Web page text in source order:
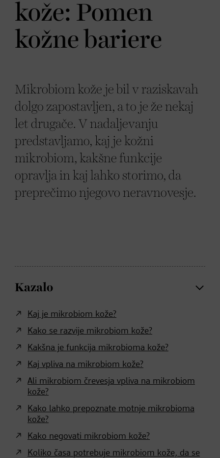
kože: Pomen
kožne bariere
Mikrobiom kože je bil v raziskavah
dolgo zapostavljen, a to je že nekaj
let drugače. V nadaljevanju
predstavljamo, kaj je kožni
mikrobiom, kakšne funkcije
opravlja in kaj lahko storimo, da
preprečimo njegovo neravnovesje.
Kazalo
Kaj je mikrobiom kože?
Kako se razvije mikrobiom kože?
Kakšna je funkcija mikrobioma kože?
Kaj vpliva na mikrobiom kože?
Ali mikrobiom črevesja vpliva na mikrobiom
kože?
Kako lahko prepoznate motnje mikrobioma
kože?
Kako negovati mikrobiom kože?
Koliko časa potrebuje mikrobiom kože, da se